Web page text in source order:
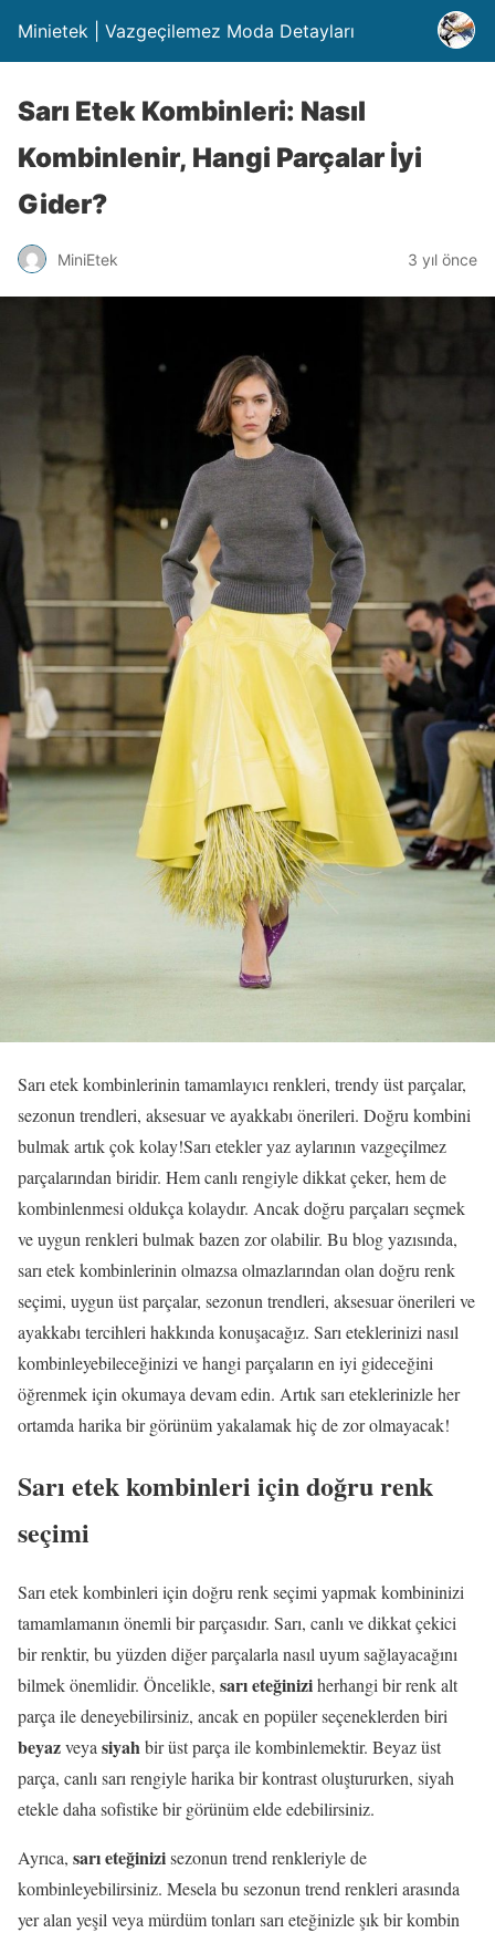
Minietek | Vazgeçilemez Moda Detayları
Sarı Etek Kombinleri: Nasıl
Kombinlenir, Hangi Parçalar İyi
Gider?
MiniEtek 3 yıl önce
Sarı etek kombinlerinin tamamlayıcı renkleri, trendy üst parçalar,
sezonun trendleri, aksesuar ve ayakkabı önerileri. Doğru kombini
bulmak artık çok kolay!Sarı etekler yaz aylarının vazgeçilmez
parçalarından biridir. Hem canlı rengiyle dikkat çeker, hem de
kombinlenmesi oldukça kolaydır. Ancak doğru parçaları seçmek
ve uygun renkleri bulmak bazen zor olabilir. Bu blog yazısında,
sarı etek kombinlerinin olmazsa olmazlarından olan doğru renk
seçimi, uygun üst parçalar, sezonun trendleri, aksesuar önerileri ve
ayakkabı tercihleri hakkında konuşacağız. Sarı eteklerinizi nasıl
kombinleyebileceğinizi ve hangi parçaların en iyi gideceğini
öğrenmek için okumaya devam edin. Artık sarı eteklerinizle her
ortamda harika bir görünüm yakalamak hiç de zor olmayacak!
Sarı etek kombinleri için doğru renk
seçimi
Sarı etek kombinleri için doğru renk seçimi yapmak kombininizi
tamamlamanın önemli bir parçasıdır. Sarı, canlı ve dikkat çekici
bir renktir, bu yüzden diğer parçalarla nasıl uyum sağlayacağını
bilmek önemlidir. Öncelikle, sarı eteğiniziherhangi bir renk alt
parça ile deneyebilirsiniz, ancak en popüler seçeneklerden biri
beyazveyasiyahbir üst parça ile kombinlemektir. Beyaz üst
parça, canlı sarı rengiyle harika bir kontrast oluştururken, siyah
etekle daha sofistike bir görünüm elde edebilirsiniz.
Ayrıca, sarı eteğinizisezonun trend renkleriyle de
kombinleyebilirsiniz. Mesela bu sezonun trend renkleri arasında
yer alan yeşil veya mürdüm tonları sarı eteğinizle şık bir kombin